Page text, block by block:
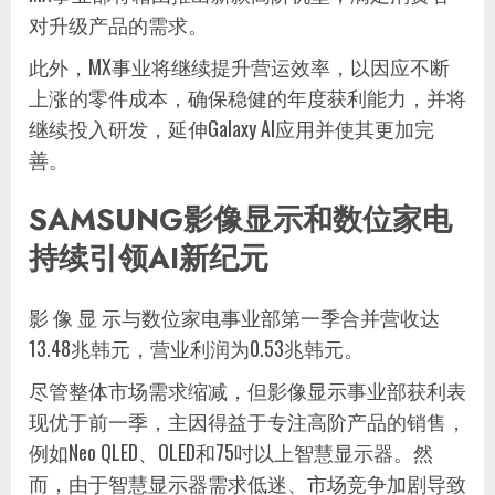
对升级产品的需求。
此外，MX事业将继续提升营运效率，以因应不断
上涨的零件成本，确保稳健的年度获利能力，并将
继续投入研发，延伸Galaxy AI应用并使其更加完
善。
SAMSUNG影像显示和数位家电
持续引领AI新纪元
影 像 显 示与数位家电事业部第一季合并营收达
13.48兆韩元，营业利润为0.53兆韩元。
尽管整体市场需求缩减，但影像显示事业部获利表
现优于前一季，主因得益于专注高阶产品的销售，
例如Neo QLED、OLED和75吋以上智慧显示器。然
而，由于智慧显示器需求低迷、市场竞争加剧导致